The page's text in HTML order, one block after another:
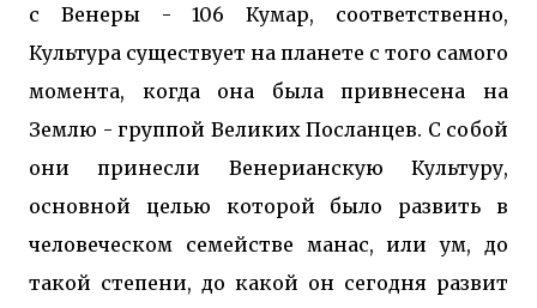
с Венеры - 106 Кумар, соответственно,
Культура существует на планете с того самого
момента, когда она была привнесена на
Землю - группой Великих Посланцев. С собой
они принесли Венерианскую Культуру,
основной целью которой было развить в
человеческом семействе манас, или ум, до
такой степени, до какой он сегодня развит